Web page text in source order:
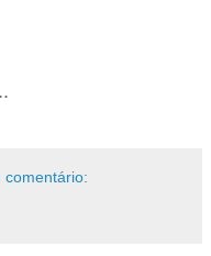
comentário: